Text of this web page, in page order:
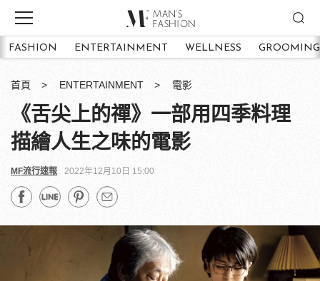
FASHION ENTERTAINMENT WELLNESS GROOMING
首頁 ENTERTAINMENT 電影
《舌尖上的禪》一部用四季料理
描繪人生之味的電影
MF流行速報 2022年12月10日 15:00